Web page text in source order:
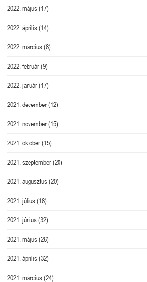
2022. május(17)
2022. április(14)
2022. március(8)
2022. február(9)
2022. január(17)
2021. december(12)
2021. november(15)
2021. október(15)
2021. szeptember(20)
2021. augusztus(20)
2021. július(18)
2021. június(32)
2021. május(26)
2021. április(32)
2021. március(24)